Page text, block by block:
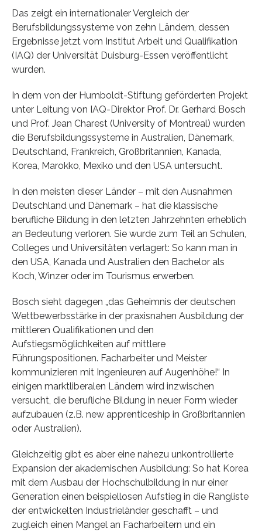
Das zeigt ein internationaler Vergleich der
Berufsbildungssysteme von zehn Ländern, dessen
Ergebnisse jetzt vom Institut Arbeit und Qualifikation
(IAQ) der Universität Duisburg-Essen veröffentlicht
wurden.
In dem von der Humboldt-Stiftung geförderten Projekt
unter Leitung von IAQ-Direktor Prof. Dr. Gerhard Bosch
und Prof. Jean Charest (University of Montreal) wurden
die Berufsbildungssysteme in Australien, Dänemark,
Deutschland, Frankreich, Großbritannien, Kanada,
Korea, Marokko, Mexiko und den USA untersucht.
In den meisten dieser Länder – mit den Ausnahmen
Deutschland und Dänemark – hat die klassische
berufliche Bildung in den letzten Jahrzehnten erheblich
an Bedeutung verloren. Sie wurde zum Teil an Schulen,
Colleges und Universitäten verlagert: So kann man in
den USA, Kanada und Australien den Bachelor als
Koch, Winzer oder im Tourismus erwerben.
Bosch sieht dagegen „das Geheimnis der deutschen
Wettbewerbsstärke in der praxisnahen Ausbildung der
mittleren Qualifikationen und den
Aufstiegsmöglichkeiten auf mittlere
Führungspositionen. Facharbeiter und Meister
kommunizieren mit Ingenieuren auf Augenhöhe!“ In
einigen marktliberalen Ländern wird inzwischen
versucht, die berufliche Bildung in neuer Form wieder
aufzubauen (z.B. new apprenticeship in Großbritannien
oder Australien).
Gleichzeitig gibt es aber eine nahezu unkontrollierte
Expansion der akademischen Ausbildung: So hat Korea
mit dem Ausbau der Hochschulbildung in nur einer
Generation einen beispiellosen Aufstieg in die Rangliste
der entwickelten Industrieländer geschafft – und
zugleich einen Mangel an Facharbeitern und ein